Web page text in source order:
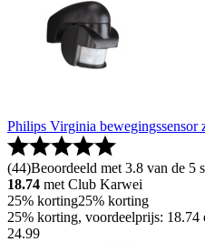
Philips Virginia bewegingssensor
(44)Beoordeeld met 3.8 van de 5
18.74 met Club Karwei
25% korting25% korting
25% korting, voordeelprijs:
24.99